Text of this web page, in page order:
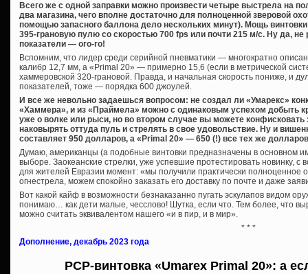
Всего же с одной заправки можно произвести четыре выстрела на
два магазина, чего вполне достаточно для полноценной зверовой
помощью запасного баллона дело нескольких минут). Мощь
395-грановую пулю со скоростью 700 fps или почти 215 м/с. Ну да, не
показатели — ого-го!
Вспомним, что лидер среди серийной пневматики — многократно
калибр 12,7 мм, а «Primal 20» — примерно 15,6 (если в метрической
хаммеровской 320-грановой. Правда, и начальная скорость пониже, и
показателей, тоже — порядка 600 джоулей.
И все же невольно задаешься вопросом: не создал ли «Умарекс»
«Хаммера», и из «Праймела» можно с одинаковым успехом добыть
уже о волке или рыси, но во втором случае вы можете конфисковать
наковырять оттуда пуль и стрелять в свое удовольствие. Ну и
составляет 950 долларов, а «Primal 20» — 650 (!) все тех же
Думаю, американцы (а подобные винтовки предназначены в основном
выборе. Заокеанские стрелки, уже успевшие протестировать новинку, с
для жителей Евразии момент: «мы получили практически полноценное
огнестрела, можем спокойно заказать его доставку по почте и даже
Вот какой кайф в возможности безнаказанно пугать эскулапов видом
понимаю… как дети малые, чесслово! Шутка, если что. Тем более, что
можно считать эквивалентом нашего «и в пир, и в мир».
* * *
Дополнение, декабрь 2023 года
PCP-винтовка «Umarex Primal 20»: а